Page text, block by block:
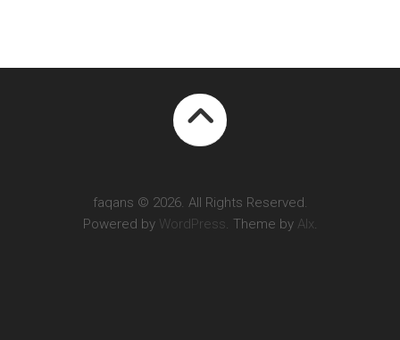
faqans © 2026. All Rights Reserved.
Powered by WordPress. Theme by Alx.